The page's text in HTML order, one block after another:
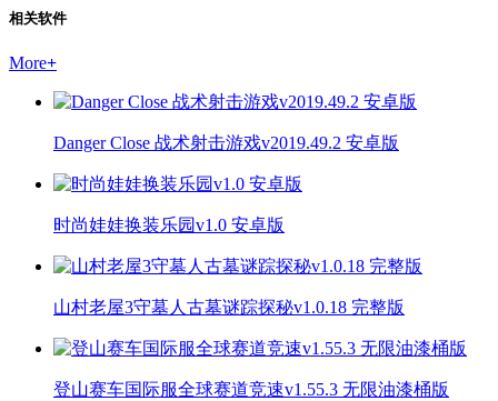
相关软件
More+
Danger Close 战术射击游戏v2019.49.2 安卓版
时尚娃娃换装乐园v1.0 安卓版
山村老屋3守墓人古墓谜踪探秘v1.0.18 完整版
登山赛车国际服全球赛道竞速v1.55.3 无限油漆桶版